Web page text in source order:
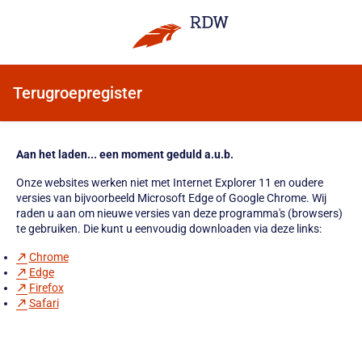
Terugroepregister
Aan het laden... een moment geduld a.u.b.
Onze websites werken niet met Internet Explorer 11 en oudere
versies van bijvoorbeeld Microsoft Edge of Google Chrome. Wij
raden u aan om nieuwe versies van deze programma's (browsers)
te gebruiken. Die kunt u eenvoudig downloaden via deze links:
Chrome
Edge
Firefox
Safari